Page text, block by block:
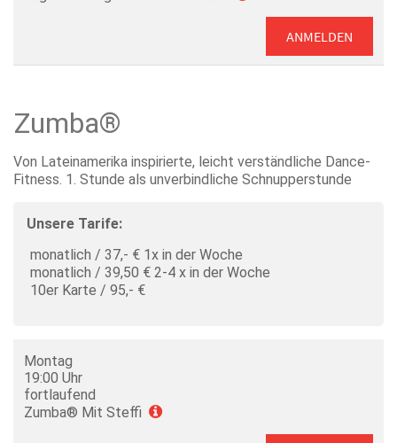
ANMELDEN
Zumba®
Von Lateinamerika inspirierte, leicht verständliche Dance-
Fitness. 1. Stunde als unverbindliche Schnupperstunde
Unsere Tarife:
monatlich / 37,- € 1x in der Woche
monatlich / 39,50 € 2-4 x in der Woche
10er Karte / 95,- €
Montag
19:00 Uhr
fortlaufend
Zumba® Mit Steffi